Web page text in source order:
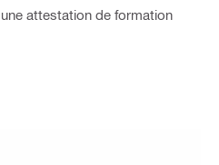
attestation de formation